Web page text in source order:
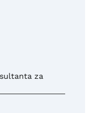
za